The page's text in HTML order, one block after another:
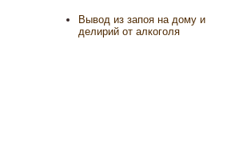
Вывод из запоя на дому и
делирий от алкоголя